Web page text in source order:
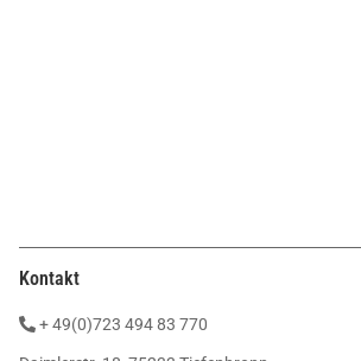
Kontakt
+ 49(0)723 494 83 770